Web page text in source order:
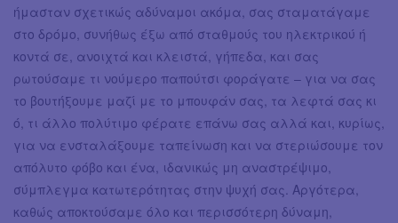
ήμασταν σχετικώς αδύναμοι ακόμα, σας σταματάγαμε
στο δρόμο, συνήθως έξω από σταθμούς του ηλεκτρικού ή
κοντά σε, ανοιχτά και κλειστά, γήπεδα, και σας
ρωτούσαμε τι νούμερο παπούτσι φοράγατε – για να σας
το βουτήξουμε μαζί με το μπουφάν σας, τα λεφτά σας κι
ό, τι άλλο πολύτιμο φέρατε επάνω σας αλλά και, κυρίως,
για να ενσταλάξουμε ταπείνωση και να στεριώσουμε τον
απόλυτο φόβο και ένα, ιδανικώς μη αναστρέψιμο,
σύμπλεγμα κατωτερότητας στην ψυχή σας. Αργότερα,
καθώς αποκτούσαμε όλο και περισσότερη δύναμη,